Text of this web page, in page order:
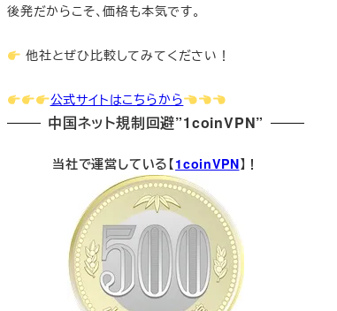
後発だからこそ、価格も本気です。
他社とぜひ比較してみてください！
公式サイトはこちらから
中国ネット規制回避”1coinVPN”
当社で運営している【1coinVPN】！